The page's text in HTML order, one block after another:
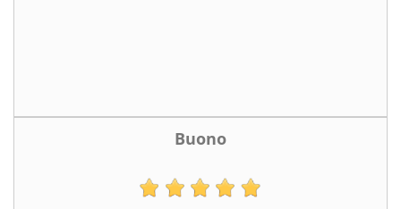
Buono